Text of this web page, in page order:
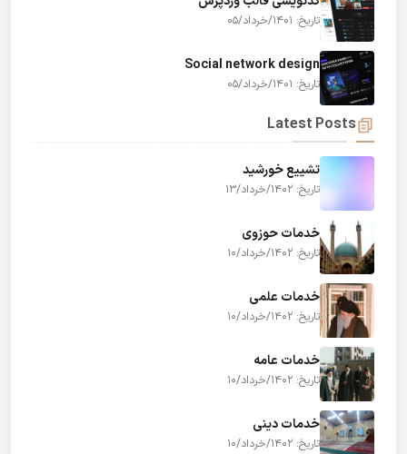
تاریخ: 1401/خرداد/05
Social network design
تاریخ: 1401/خرداد/05
Latest Posts
تشییع خورشید
تاریخ: 1402/خرداد/13
خدمات حوزوی
تاریخ: 1402/خرداد/10
خدمات علمی
تاریخ: 1402/خرداد/10
خدمات عامه
تاریخ: 1402/خرداد/10
خدمات دینی
تاریخ: 1402/خرداد/10